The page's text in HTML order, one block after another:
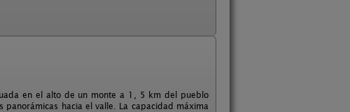
en el alto de un monte a 1, 5 km del pueblo
hacia el valle. La capacidad máxima